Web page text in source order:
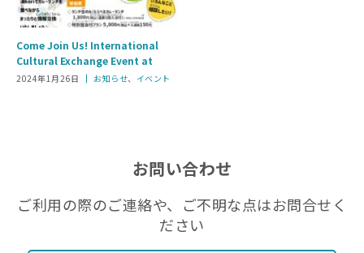
Come Join Us! International
Cultural Exchange Event at
Yukori
2024年1月26日
カ
お知らせ、 イベント
お問い合わせ
ご利用の際のご連絡や、ご不明な点はお問合せく
ださい